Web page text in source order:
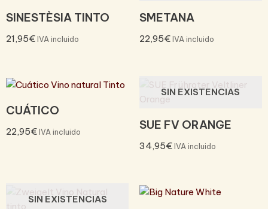
SINESTÈSIA TINTO
21,95€IVA incluido
SMETANA
22,95€ IVA incluido
CUÁTICO
22,95€IVA incluido
SIN EXISTENCIAS
SUE FV ORANGE
34,95€ IVA incluido
SIN EXISTENCIAS